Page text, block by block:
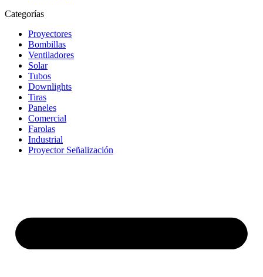
Categorías
Proyectores
Bombillas
Ventiladores
Solar
Tubos
Downlights
Tiras
Paneles
Comercial
Farolas
Industrial
Proyector Señalización